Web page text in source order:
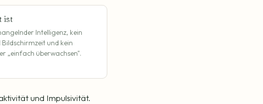
ist
Intelligenz, kein
Bildschirmzeit und kein
„einfach überwachsen".
und Impulsivität.